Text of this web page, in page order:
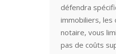
défendra
immobiliers, les
notaire, vous
pas de coûts